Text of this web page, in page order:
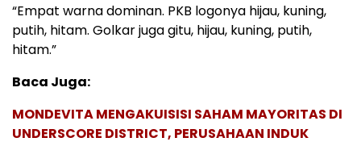
“Empat warna dominan. PKB logonya hijau, kuning,
putih, hitam. Golkar juga gitu, hijau, kuning, putih,
hitam.”
Baca Juga:
MONDEVITA MENGAKUISISI SAHAM MAYORITAS DI
UNDERSCORE DISTRICT, PERUSAHAAN INDUK